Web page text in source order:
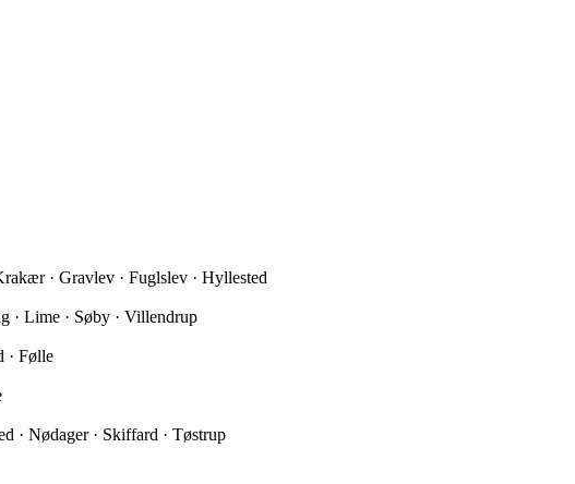
· Gravlev · Fuglslev · Hyllested
· Lime · Søby · Villendrup
· Følle
· Nødager · Skiffard · Tøstrup